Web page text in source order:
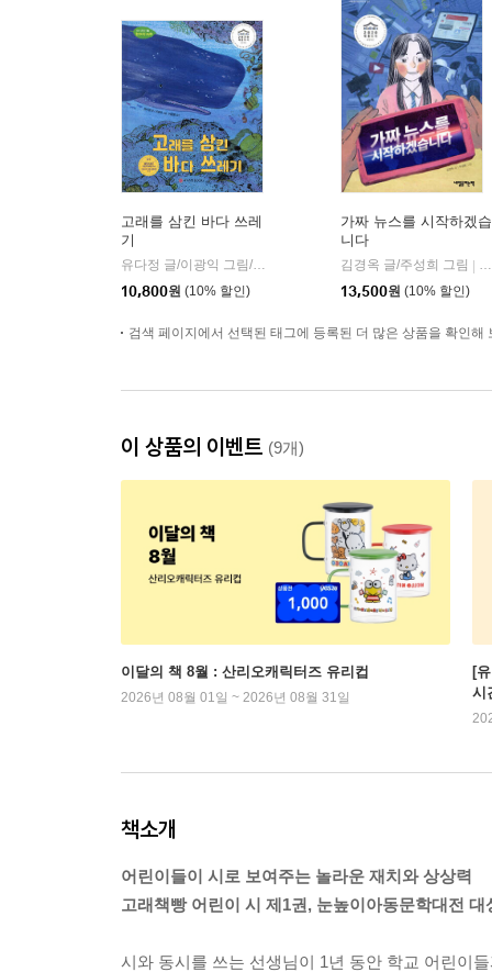
고래를 삼킨 바다 쓰레
기
유다정 글/이광익 그림/이종명 감수
와이즈만북스(와이즈만
10,800원 (10% 할인)
가짜 뉴스를 시작하겠습
니다
김경옥 글/주성희 그림
13,500원 (10% 할인)
검색 페이지에서 선택된 태그에 등록된 더 많은 상품을 확인해
이 상품의 이벤트 (9개)
이달의 책 8월 : 산리오캐릭터즈 유리컵
2026년 08월 01일 ~ 2026년 08월 31일
[
시
책소개
어린이들이 시로 보여주는 놀라운 재치와 상상력
고래책빵 어린이 시 제1권, 눈높이아동문학대전 대
시와 동시를 쓰는 선생님이 1년 동안 학교 어린이